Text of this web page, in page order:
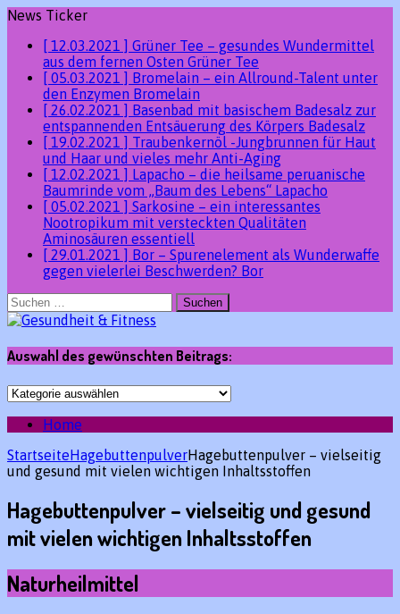
News Ticker
[ 12.03.2021 ] Grüner Tee – gesundes Wundermittel
aus dem fernen Osten Grüner Tee
[ 05.03.2021 ] Bromelain – ein Allround-Talent unter
den Enzymen Bromelain
[ 26.02.2021 ] Basenbad mit basischem Badesalz zur
entspannenden Entsäuerung des Körpers Badesalz
[ 19.02.2021 ] Traubenkernöl -Jungbrunnen für Haut
und Haar und vieles mehr Anti-Aging
[ 12.02.2021 ] Lapacho – die heilsame peruanische
Baumrinde vom „Baum des Lebens“ Lapacho
[ 05.02.2021 ] Sarkosine – ein interessantes
Nootropikum mit versteckten Qualitäten
Aminosäuren essentiell
[ 29.01.2021 ] Bor – Spurenelement als Wunderwaffe
gegen vielerlei Beschwerden? Bor
Suchen
nach:
Auswahl des gewünschten Beitrags:
Auswahl
des
gewünschten
Home
StartseiteHagebuttenpulverHagebuttenpulver – vielseitig
und gesund mit vielen wichtigen Inhaltsstoffen
Hagebuttenpulver – vielseitig und gesund
mit vielen wichtigen Inhaltsstoffen
Naturheilmittel